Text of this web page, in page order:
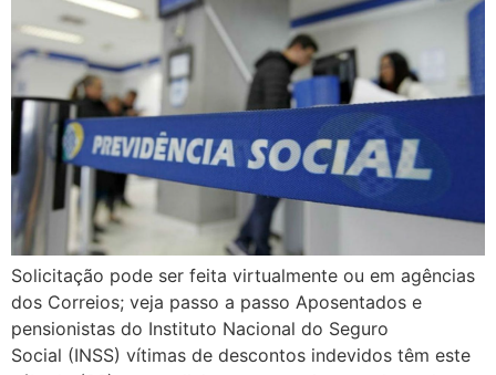
Solicitação pode ser feita virtualmente ou em agências
dos Correios; veja passo a passo Aposentados e
pensionistas do Instituto Nacional do Seguro
Social (INSS) vítimas de descontos indevidos têm este